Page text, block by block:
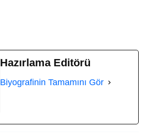
Hazırlama Editörü
Biyografinin Tamamını Gör